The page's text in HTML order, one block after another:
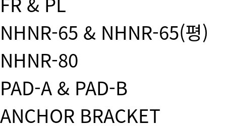
NHNR-65 & NHNR-65(평)
NHNR-80
PAD-A & PAD-B
ANCHOR BRACKET